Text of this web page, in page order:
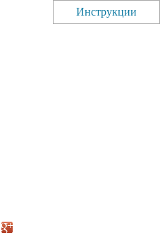
Инструкции